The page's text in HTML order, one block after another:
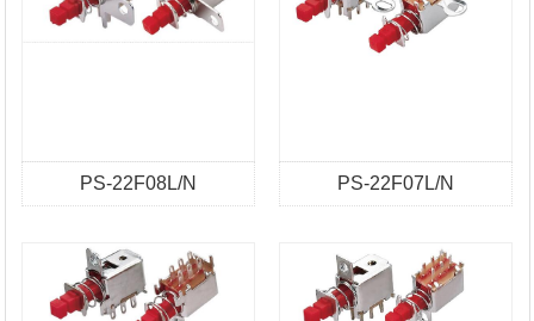
PS-22F08L/N PS-22F07L/N